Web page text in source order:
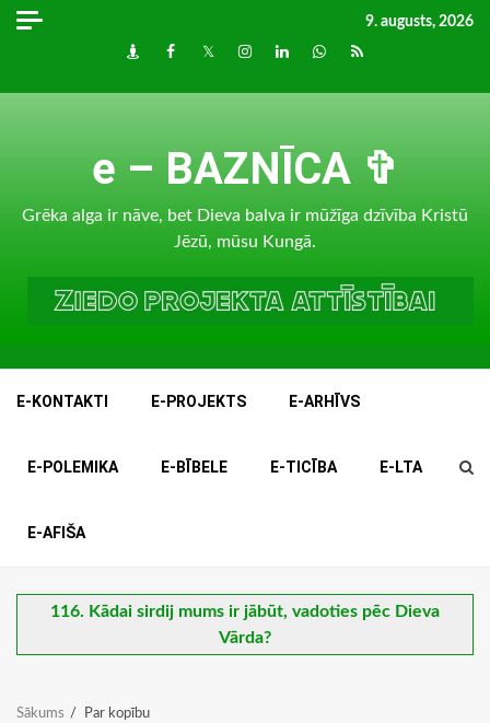
Skip
9. augusts, 2026
DraugiemFacebook
TwitterInstagram
LinkedInwhatsapp
RSS
e – BAZNĪCA ✞
Grēka alga ir nāve, bet Dieva balva ir mūžīga dzīvība Kristū
Jēzū, mūsu Kungā.
E-KONTAKTI E-PROJEKTS E-ARHĪVS
E-POLEMIKA E-BĪBELE E-TICĪBA E-LTA
E-AFIŠA
116. Kādai sirdij mums ir jābūt, vadoties pēc Dieva
Vārda?
Sākums Par kopību